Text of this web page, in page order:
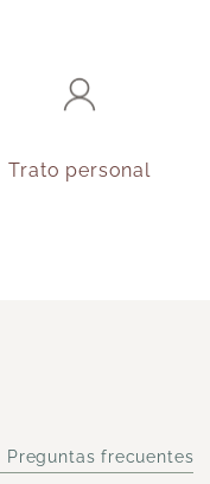
Trato personal
Preguntas frecuentes